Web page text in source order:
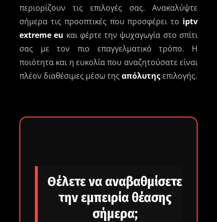
περιορίζουν τις επιλογές σας. Ανακαλύψτε
σήμερα τις προοπτικές που προσφέρει το iptv
extreme eu και φέρτε την ψυχαγωγία στο σπίτι
σας με τον πιο επαγγελματικό τρόπο. Η
ποιότητα και η ευκολία που αναζητούσατε είναι
πλέον διαθέσιμες μέσω της απόλυτηςεπιλογής.
Θέλετε να αναβαθμίσετε
την εμπειρία θέασης
σήμερα;